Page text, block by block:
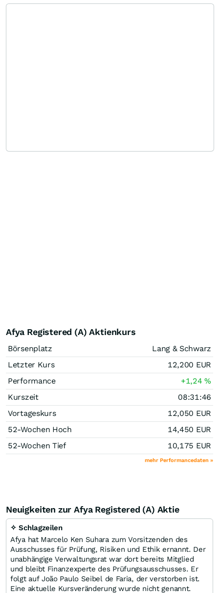
Afya Registered (A) Aktienkurs
Börsenplatz
Lang & Schwarz
Letzter Kurs
12,200 EUR
Performance
+1,24%
Kurszeit
08:31:46
Vortageskurs
12,050 EUR
52-Wochen Hoch
14,450 EUR
52-Wochen Tief
10,175 EUR
mehr Performancedaten »
Neuigkeiten zur Afya Registered (A) Aktie
✧ Schlagzeilen
Afya hat Marcelo Ken Suhara zum Vorsitzenden des
Ausschusses für Prüfung, Risiken und Ethik ernannt. Der
unabhängige Verwaltungsrat war dort bereits Mitglied
und bleibt Finanzexperte des Prüfungsausschusses. Er
folgt auf João Paulo Seibel de Faria, der verstorben ist.
Eine aktuelle Kursveränderung wurde nicht genannt.